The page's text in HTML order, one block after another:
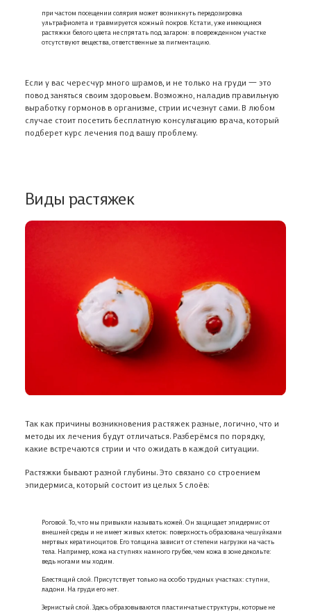
при частом посещении солярия может возникнуть передозировка
ультрафиолета и травмируется кожный покров. Кстати, уже имеющиеся
растяжки белого цвета не спрятать под загаром: в поврежденном участке
отсутствуют вещества, ответственные за пигментацию.
Если у вас чересчур много шрамов, и не только на груди 一 это
повод заняться своим здоровьем. Возможно, наладив правильную
выработку гормонов в организме, стрии исчезнут сами. В любом
случае стоит посетить бесплатную консультацию врача, который
подберет курс лечения под вашу проблему.
Виды растяжек
Так как причины возникновения растяжек разные, логично, что и
методы их лечения будут отличаться. Разберёмся по порядку,
какие встречаются стрии и что ожидать в каждой ситуации.
Растяжки бывают разной глубины. Это связано со строением
эпидермиса, который состоит из целых 5 слоёв:
Роговой. То, что мы привыкли называть кожей. Он защищает эпидермис от
внешней среды и не имеет живых клеток: поверхность образована чешуйками
мертвых кератиноцитов. Его толщина зависит от степени нагрузки на часть
тела. Например, кожа на ступнях намного грубее, чем кожа в зоне декольте:
ведь ногами мы ходим.
Блестящий слой. Присутствует только на особо трудных участках: ступни,
ладони. На груди его нет.
Зернистый слой. Здесь образовываются пластинчатые структуры, которые не